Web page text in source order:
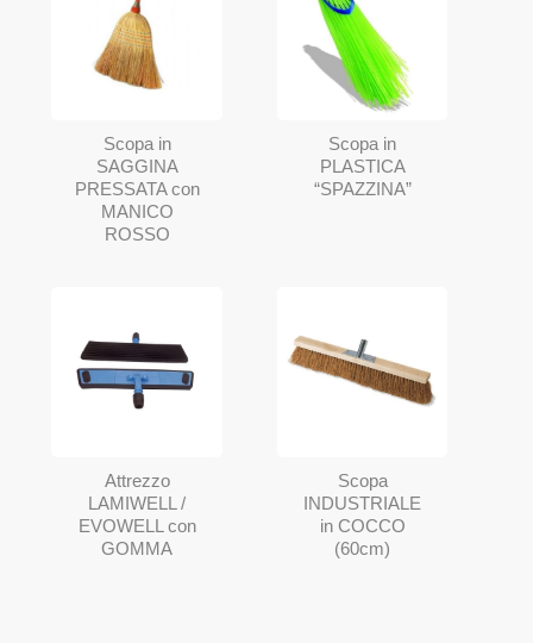
Scopa in
SAGGINA
PRESSATA con
MANICO
ROSSO
Scopa in
PLASTICA
“SPAZZINA”
Attrezzo
LAMIWELL /
EVOWELL con
GOMMA
Scopa
INDUSTRIALE
in COCCO
(60cm)